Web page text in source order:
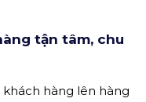
tận tâm, chu
khách hàng lên hàng